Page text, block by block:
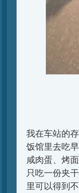
我在车站的
饭馆里去吃
咸肉蛋、烤
只吃一份夹
里可以得到